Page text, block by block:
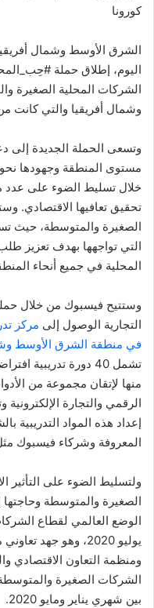
كورونا
الشرق الأوسط وشمال أفريقيا، 7
اليوم، إطلاق حملة
الشركات المحلية الصغيرة
وشمال أفريقيا والتي كانت من
وتسعى الحملة الجديدة إلى
مستوى المنطقة وجهودها
خلال تسليط الضوء على عدد
تحقيق تعافيها الاقتصادي.
الصغيرة والمتوسطة، حيث
التي تواجهها بهدف تعزيز
المحلية في جميع أنحاء
وستتيح فيسبوك من خلال
التجارية الوصول إلى مركز
في منطقة الشرق الأوسط
تشمل 40 دورة
منها لإتقان مجموعة من
الرقمي والتجارة
إعداد هذه المواد التدريبية
المعروفة وشركاء فيسبوك
ولتسليط الضوء على التأثير
الصغيرة والمتوسطة
الوضع العالمي لقطاع
يوليو 2020، وهو
الشركات الصغيرة
بين شهري يناير ومايو 2020.